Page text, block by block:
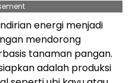
energi menjadi
mendorong
tanaman pangan.
adalah produksi